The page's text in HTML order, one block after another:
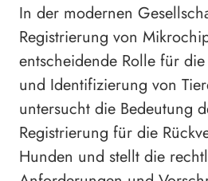
In der modernen
Registrierung von
entscheidende Rolle für
und Identifizierung von
untersucht die Bedeutung
Registrierung für die
Hunden und stellt die